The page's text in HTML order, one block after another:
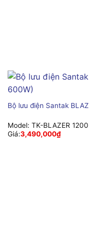
Bộ lưu điện Santak
Model: TK-BLAZER
Giá:3,490,000₫